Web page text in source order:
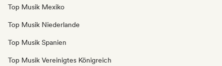
Top Musik Mexiko
Top Musik Niederlande
Top Musik Spanien
Top Musik Vereinigtes Königreich